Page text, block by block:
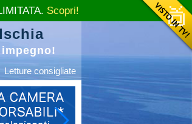
Letture consigliate
Scopri!